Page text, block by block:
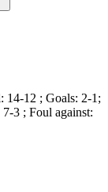
14-12 ; Goals: 2-1;
3 ; Foul against: